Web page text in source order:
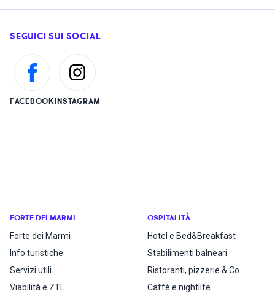
SEGUICI SUI SOCIAL
FACEBOOKINSTAGRAM
FORTE DEI MARMI
Forte dei Marmi
Info turistiche
Servizi utili
Viabilità e ZTL
OSPITALITÀ
Hotel e Bed&Breakfast
Stabilimenti balneari
Ristoranti, pizzerie & Co.
Caffè e nightlife